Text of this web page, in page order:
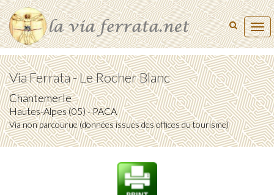
Via Ferrata - Le Rocher Blanc
Chantemerle
Hautes-Alpes (05) - PACA
Via non parcourue (données issues des offices du tourisme)